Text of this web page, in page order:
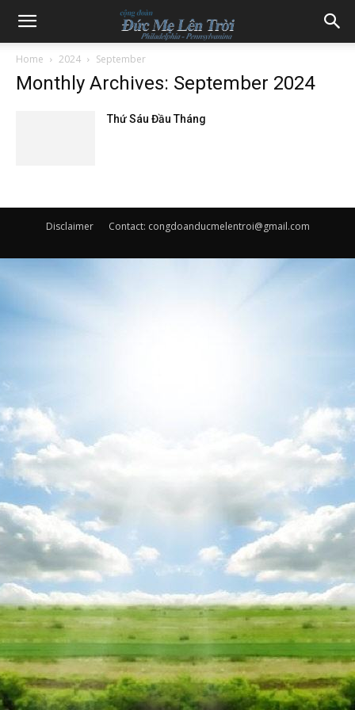
Home 2024 September
Monthly Archives: September 2024
Thứ Sáu Đầu Tháng
Disclaimer Contact: congdoanducmelentroi@gmail.com